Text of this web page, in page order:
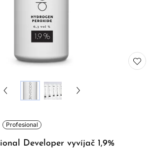
Profesional
Developer vyvíjač 1,9%